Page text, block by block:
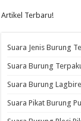
Artikel Terbaru!
Suara Jenis Burung
Suara Burung
Suara Burung
Suara Pikat Burung